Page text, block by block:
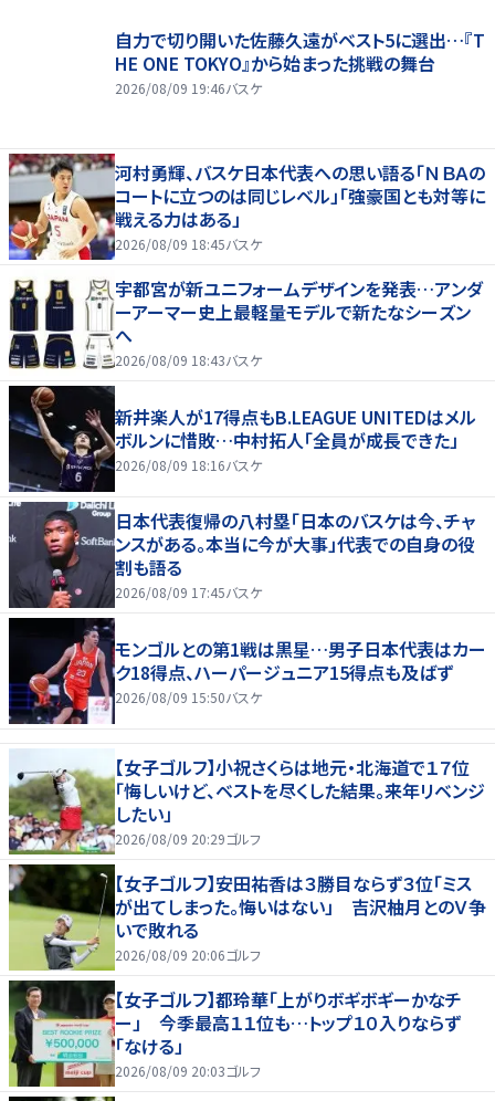
自力で切り開いた佐藤久遠がベスト5に選出…『T
HE ONE TOKYO』から始まった挑戦の舞台
2026/08/09 19:46バスケ
河村勇輝、バスケ日本代表への思い語る「ＮＢＡの
コートに立つのは同じレベル」「強豪国とも対等に
戦える力はある」
2026/08/09 18:45バスケ
宇都宮が新ユニフォームデザインを発表…アンダ
ーアーマー史上最軽量モデルで新たなシーズン
へ
2026/08/09 18:43バスケ
新井楽人が17得点もB.LEAGUE UNITEDはメル
ボルンに惜敗…中村拓人「全員が成長できた」
2026/08/09 18:16バスケ
日本代表復帰の八村塁「日本のバスケは今、チャ
ンスがある。本当に今が大事」代表での自身の役
割も語る
2026/08/09 17:45バスケ
モンゴルとの第1戦は黒星…男子日本代表はカー
ク18得点、ハーパージュニア15得点も及ばず
2026/08/09 15:50バスケ
【女子ゴルフ】小祝さくらは地元・北海道で１７位
「悔しいけど、ベストを尽くした結果。来年リベンジ
したい」
2026/08/09 20:29ゴルフ
【女子ゴルフ】安田祐香は３勝目ならず３位「ミス
が出てしまった。悔いはない」 吉沢柚月とのＶ争
いで敗れる
2026/08/09 20:06ゴルフ
【女子ゴルフ】都玲華「上がりボギボギーかなチ
ー」 今季最高１１位も…トップ１０入りならず
「なける」
2026/08/09 20:03ゴルフ